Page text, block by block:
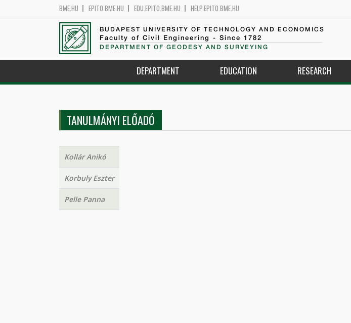
BME.HU EPITO.BME.HU EDU.EPITO.BME.HU HELP.EPITO.BME.HU
BUDAPEST UNIVERSITY OF TECHNOLOGY AND ECONOMICS
Faculty of Civil Engineering - Since 1782
DEPARTMENT OF GEODESY AND SURVEYING
DEPARTMENT EDUCATION RESEARCH
TANULMÁNYI ELŐADÓ
Kollár Anikó
Korbuly Eszter
Pelle Panna